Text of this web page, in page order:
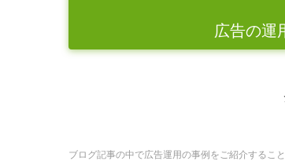
広告の運
ブログ記事の中で広告運用の事例をご紹介するこ